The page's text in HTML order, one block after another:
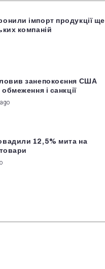
імпорт продукції ще
компаній
занепокоєння США
і санкції
12,5% мита на